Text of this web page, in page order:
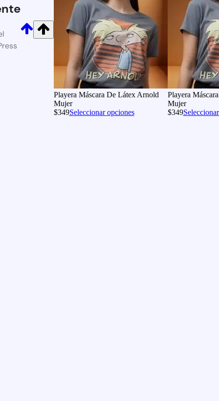
Playera Máscara De Látex Arnold
Mujer
$349Seleccionar opciones
Playera
Mujer
$349